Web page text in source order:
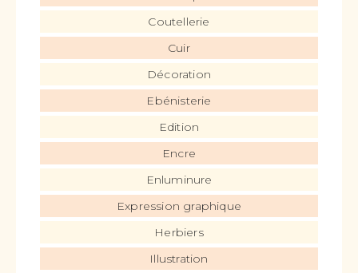
Coutellerie
Cuir
Décoration
Ebénisterie
Edition
Encre
Enluminure
Expression graphique
Herbiers
Illustration